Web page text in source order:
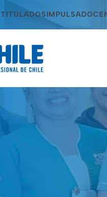
TITULADOSIMPULSA